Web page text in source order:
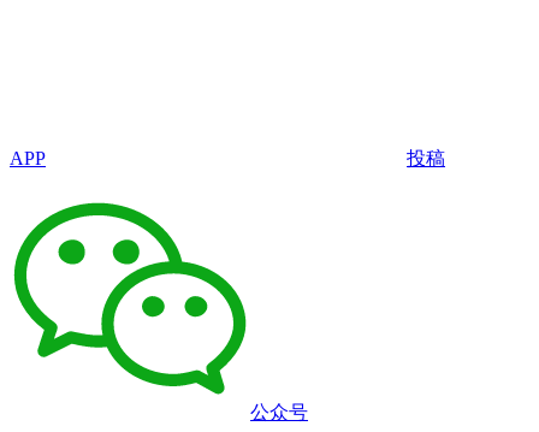
APP 投稿
公众号